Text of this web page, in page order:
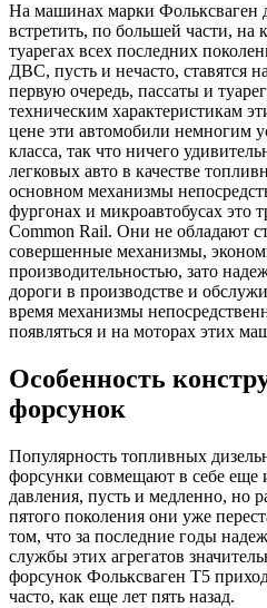
На машинах марки Фольксваген
встретить, по большей части, на
туарегах всех последних
ДВС, пусть и нечасто, ставятся
первую очередь, пассаты и
техническим характеристикам
цене эти автомобили немногим
класса, так что ничего
легковых авто в качестве
основном механизмы
фургонах и микроавтобусах это
Common Rail. Они не обладают
совершенные механизмы,
производительностью, зато
дороги в производстве и
время механизмы
появляться и на моторах этих
Особенность
форсунок
Популярность топливных
форсунки совмещают в себе еще
давления, пусть и медленно, но
пятого поколения они уже
том, что за последние годы
службы этих агрегатов
форсунок Фольксваген Т5
часто, как еще лет пять назад.